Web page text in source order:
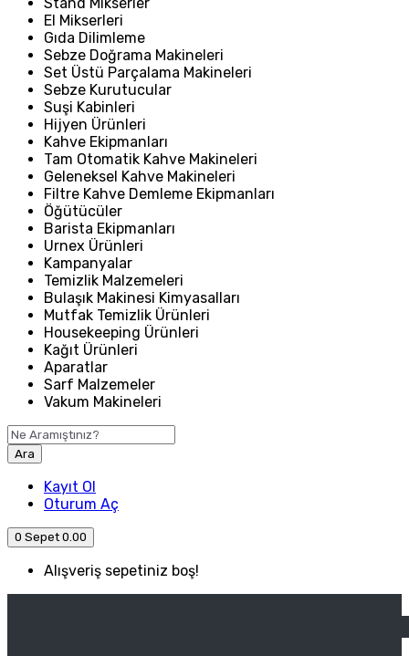
El Mikserleri
Gıda Dilimleme
Sebze Doğrama Makineleri
Set Üstü Parçalama Makineleri
Sebze Kurutucular
Suşi Kabinleri
Hijyen Ürünleri
Kahve Ekipmanları
Tam Otomatik Kahve Makineleri
Geleneksel Kahve Makineleri
Filtre Kahve Demleme Ekipmanları
Öğütücüler
Barista Ekipmanları
Urnex Ürünleri
Kampanyalar
Temizlik Malzemeleri
Bulaşık Makinesi Kimyasalları
Mutfak Temizlik Ürünleri
Housekeeping Ürünleri
Kağıt Ürünleri
Aparatlar
Sarf Malzemeler
Vakum Makineleri
Ara
Kayıt Ol
Oturum Aç
0 Sepet 0.00
Alışveriş sepetiniz boş!